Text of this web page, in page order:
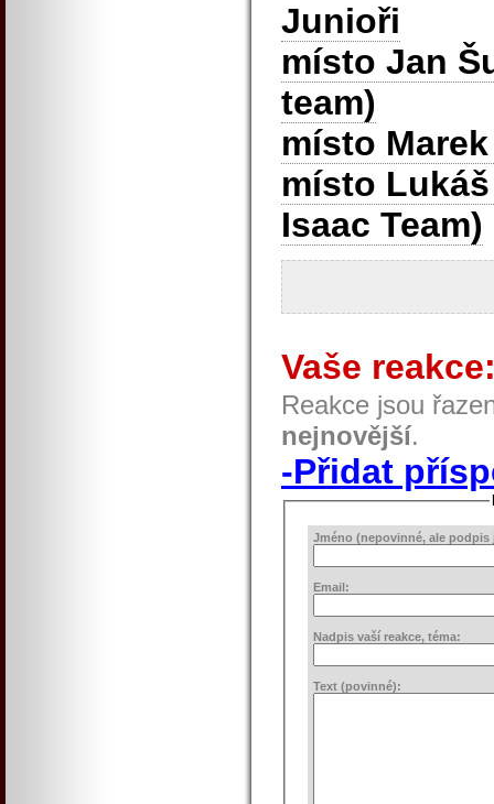
Junioři
místo Jan
team)
místo
místo
Isaac Team)
Vaše
Reakce jsou
nejnovější.
-Přidat
Jméno (nepovinné, ale podpis
Email:
Nadpis vaší reakce, téma:
Text (povinné):